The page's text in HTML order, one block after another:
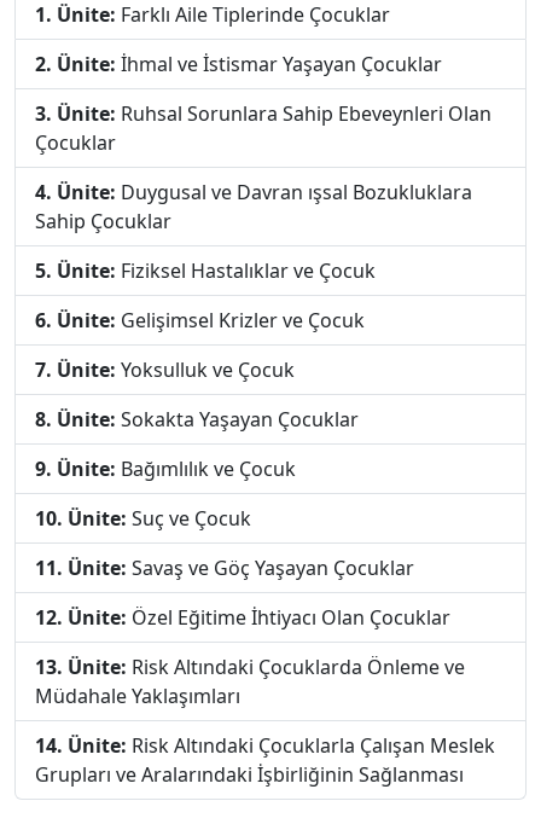
1. Ünite: Farklı Aile Tiplerinde Çocuklar
2. Ünite: İhmal ve İstismar Yaşayan Çocuklar
3. Ünite: Ruhsal Sorunlara Sahip Ebeveynleri Olan
Çocuklar
4. Ünite: Duygusal ve Davran ışsal Bozukluklara
Sahip Çocuklar
5. Ünite: Fiziksel Hastalıklar ve Çocuk
6. Ünite: Gelişimsel Krizler ve Çocuk
7. Ünite: Yoksulluk ve Çocuk
8. Ünite: Sokakta Yaşayan Çocuklar
9. Ünite: Bağımlılık ve Çocuk
10. Ünite: Suç ve Çocuk
11. Ünite: Savaş ve Göç Yaşayan Çocuklar
12. Ünite: Özel Eğitime İhtiyacı Olan Çocuklar
13. Ünite: Risk Altındaki Çocuklarda Önleme ve
Müdahale Yaklaşımları
14. Ünite: Risk Altındaki Çocuklarla Çalışan Meslek
Grupları ve Aralarındaki İşbirliğinin Sağlanması